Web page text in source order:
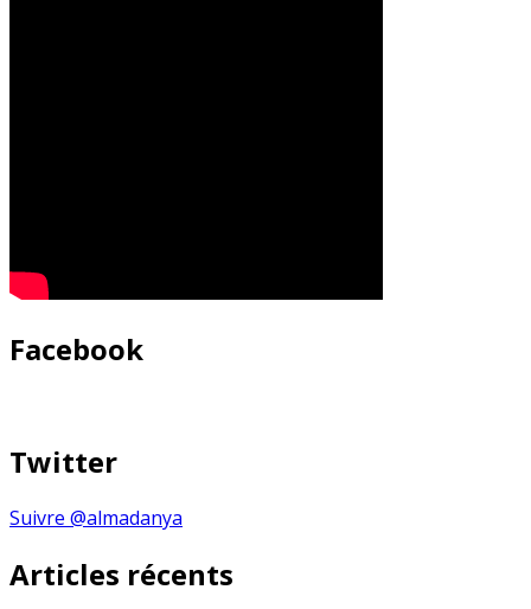
Facebook
Twitter
Suivre @almadanya
Articles récents